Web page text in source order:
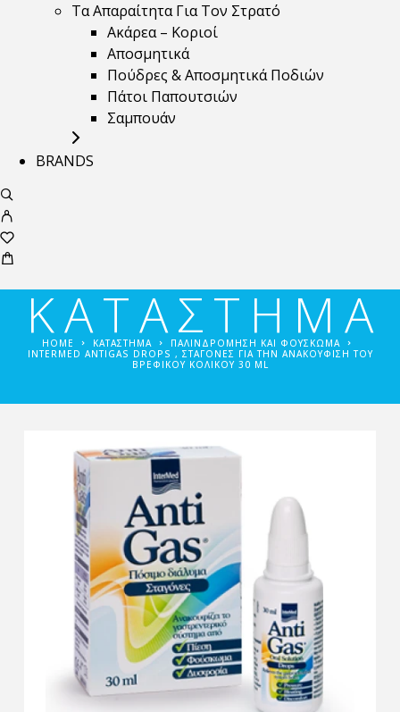
Τα Απαραίτητα Για Τον Στρατό
Ακάρεα – Κοριοί
Αποσμητικά
Πούδρες & Αποσμητικά Ποδιών
Πάτοι Παπουτσιών
Σαμπουάν
BRANDS
ΚΑΤΑΣΤΗΜΑ
HOME ΚΑΤΑΣΤΗΜΑ
ΠΑΛΙΝΔΡΌΜΗΣΗ ΚΑΙ ΦΟΎΣΚΩΜΑ
INTERMED ANTIGAS DROPS , ΣΤΑΓΌΝΕΣ ΓΙΑ ΤΗΝ ΑΝΑΚΟΎΦΙΣΗ ΤΟΥ
ΒΡΕΦΙΚΟΎ ΚΟΛΙΚΟΎ 30 ML